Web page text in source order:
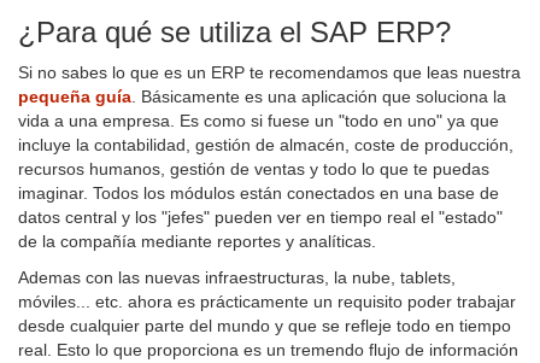
¿Para qué se utiliza el SAP ERP?
Si no sabes lo que es un ERP te recomendamos que leas nuestra
pequeña guía. Básicamente es una aplicación que soluciona la
vida a una empresa. Es como si fuese un "todo en uno" ya que
incluye la contabilidad, gestión de almacén, coste de producción,
recursos humanos, gestión de ventas y todo lo que te puedas
imaginar. Todos los módulos están conectados en una base de
datos central y los "jefes" pueden ver en tiempo real el "estado"
de la compañía mediante reportes y analíticas.
Ademas con las nuevas infraestructuras, la nube, tablets,
móviles... etc. ahora es prácticamente un requisito poder trabajar
desde cualquier parte del mundo y que se refleje todo en tiempo
real. Esto lo que proporciona es un tremendo flujo de información